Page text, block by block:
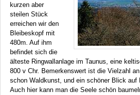
kurzen aber
steilen Stück
erreichen wir den
Bleibeskopf mit
480m. Auf ihm
befindet sich die
älteste Ringwallanlage im Taunus, eine
800 v Chr. Bemerkenswert ist die Vielzahl
schon Waldkunst, und ein schöner Blick auf
Auch hier kann man die Seele schön